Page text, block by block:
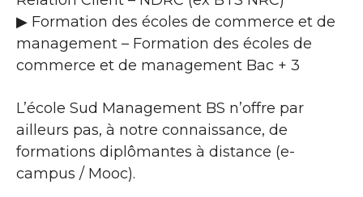
▶ Formation des écoles de commerce et de
management – Formation des écoles de
commerce et de management Bac + 3
L’école Sud Management BS n’offre par
ailleurs pas, à notre connaissance, de
formations diplômantes à distance (e-
campus / Mooc).